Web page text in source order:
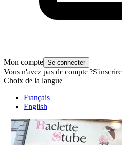
Mon compte Se connecter
Vous n'avez pas de compte ?S'inscrire
Choix de la langue
Français
English